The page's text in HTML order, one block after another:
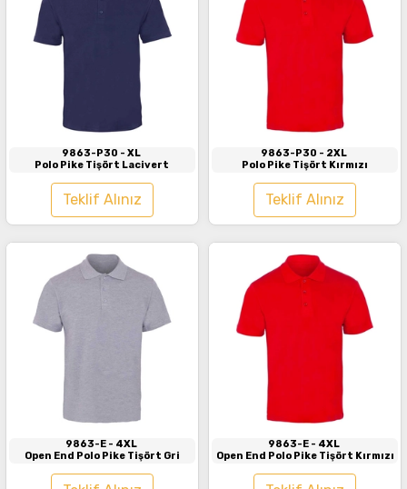
9863-P30 - XL
Polo Pike Tişört Lacivert
Teklif Alınız
9863-P30 - 2XL
Polo Pike Tişört Kırmızı
Teklif Alınız
9863-E - 4XL
Open End Polo Pike Tişört Gri
9863-E - 4XL
Open End Polo Pike Tişört Kırmızı